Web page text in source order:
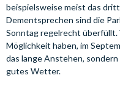
beispielsweise meist das
Dementsprechen sind die
Sonntag regelrecht überfüllt.
Möglichkeit haben, im
das lange Anstehen,
gutes Wetter.